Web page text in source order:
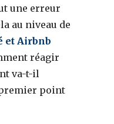
une erreur
au niveau de
et Airbnb
réagir
va-t-il
point